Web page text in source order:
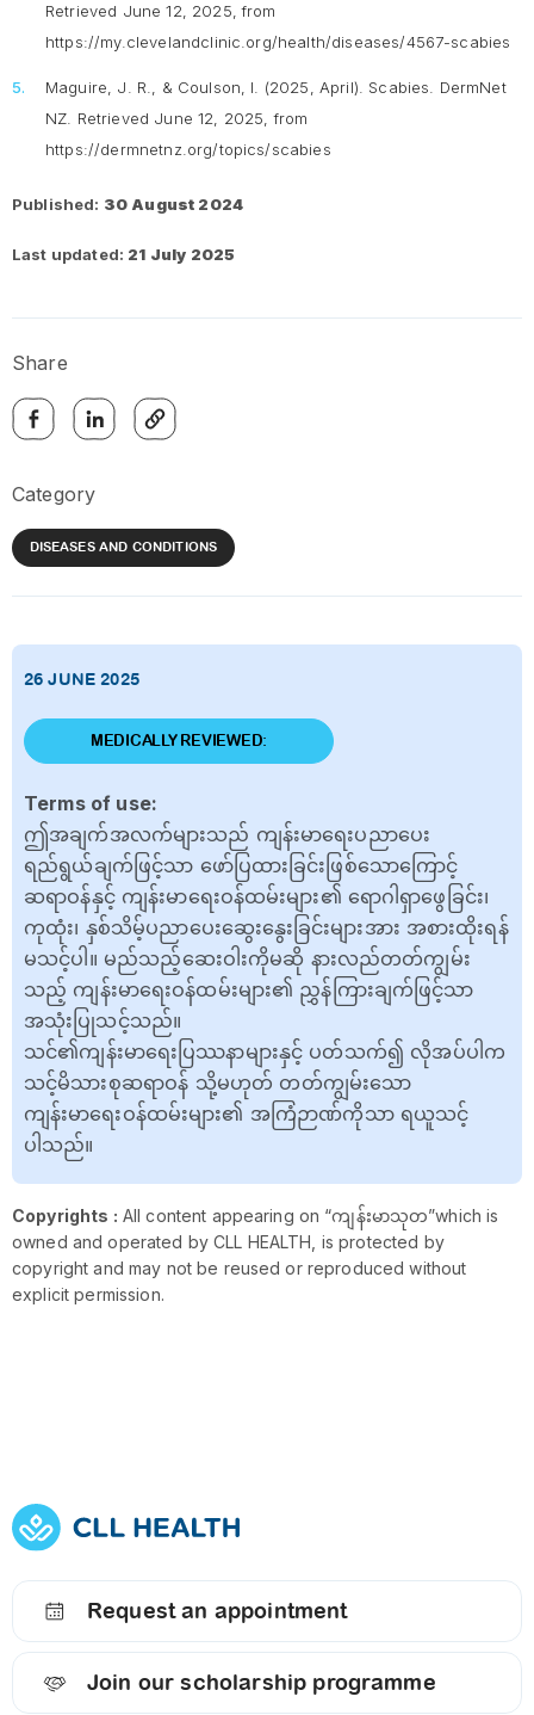
Retrieved June 12, 2025, from
https://my.clevelandclinic.org/health/diseases/4567-scabies
Maguire, J. R., & Coulson, I. (2025, April). Scabies. DermNet
NZ. Retrieved June 12, 2025, from
https://dermnetnz.org/topics/scabies
Published: 30 August 2024
Last updated: 21 July 2025
Share
Category
DISEASES AND CONDITIONS
26 JUNE 2025
MEDICALLY REVIEWED:
Terms of use:
ဤအချက်အလက်များသည် ကျန်းမာရေးပညာပေး
ရည်ရွယ်ချက်ဖြင့်သာ ဖော်ပြထားခြင်းဖြစ်သောကြောင့်
ဆရာဝန်နှင့် ကျန်းမာရေးဝန်ထမ်းများ၏ ရောဂါရှာဖွေခြင်း၊
ကုထုံး၊ နှစ်သိမ့်ပညာပေးဆွေးနွေးခြင်းများအား အစားထိုးရန်
မသင့်ပါ။ မည်သည့်ဆေးဝါးကိုမဆို နားလည်တတ်ကျွမ်း
သည့် ကျန်းမာရေးဝန်ထမ်းများ၏ ညွှန်ကြားချက်ဖြင့်သာ
အသုံးပြုသင့်သည်။
သင်၏ကျန်းမာရေးပြဿနာများနှင့် ပတ်သက်၍ လိုအပ်ပါက
သင့်မိသားစုဆရာဝန် သို့မဟုတ် တတ်ကျွမ်းသော
ကျန်းမာရေးဝန်ထမ်းများ၏ အကြံဉာဏ်ကိုသာ ရယူသင့်
ပါသည်။
Copyrights : All content appearing on “ကျန်းမာသုတ”which is
owned and operated by CLL HEALTH, is protected by
copyright and may not be reused or reproduced without
explicit permission.
Request an appointment
Join our scholarship programme